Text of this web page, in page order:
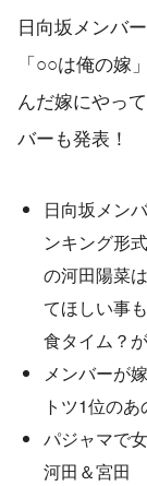
日向坂メンバ
「○○は俺の嫁
んだ嫁にやっ
バーも発表！
日向坂メン
ンキング形
の河田陽菜
てほしい事
食タイム？
メンバーが
トツ1位の
パジャマで
河田＆宮田